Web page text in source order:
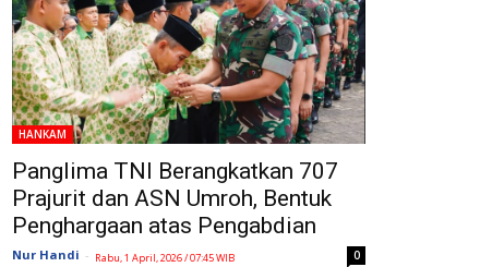
HANKAM
Panglima TNI Berangkatkan 707
Prajurit dan ASN Umroh, Bentuk
Penghargaan atas Pengabdian
Nur Handi - Rabu, 1 April, 2026 / 07:45 WIB 0